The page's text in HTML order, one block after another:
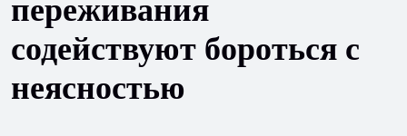
переживания
содействуют бороться с
неясностью